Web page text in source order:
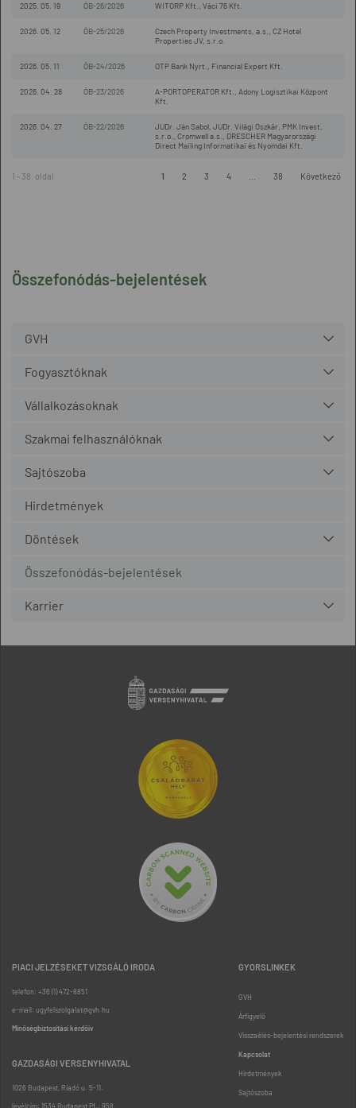
Összefonódás-bejelentések
GVH
Fogyasztóknak
Vállalkozásoknak
Szakmai felhasználóknak
Sajtószoba
Hirdetmények
Döntések
Összefonódás-bejelentések
Karrier
2025. 05. 19 ÖB-26/2026 WITORP Kft., Váci 76 Kft.
2026. 05. 12 ÖB-25/2026
Czech Property Investments, a.s., CZ Hotel
Properties JV, s.r.o.
2026. 05. 11 ÖB-24/2026 OTP Bank Nyrt., Financial Expert Kft.
2026. 04. 28 ÖB-23/2026
A-PORTOPERATOR Kft., Adony Logisztikai Központ
Kft.
2026. 04. 27 ÖB-22/2026
JUDr. Ján Sabol, JUDr. Világi Oszkár, PMK Invest,
s.r.o., Cromwell a.s., DRESCHER Magyarországi
Direct Mailing Informatikai és Nyomdai Kft.
1 - 38. oldal 1 2 3 4 38 Következő
PIACI JELZÉSEKET VIZSGÁLÓ IRODA
telefon: +36 (1) 472-8851
e-mail: ugyfelszolgalat@gvh.hu
Minőségbiztosítási kérdőív
GAZDASÁGI VERSENYHIVATAL
1026 Budapest, Riadó u. 5-11.
GYORSLINKEK
GVH
Árfigyelő
Visszaélés-bejelentési rendszerek
Kapcsolat
Hirdetmények
Sajtószoba